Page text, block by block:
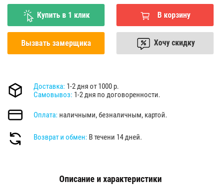
Купить в 1 клик В корзину
Вызвать замерщика Хочу скидку
Доставка: 1-2 дня от 1000 р.
Самовывоз: 1-2 дня по договоренности.
Оплата: наличными, безналичным, картой.
Возврат и обмен: В течени 14 дней.
Описание и характеристики